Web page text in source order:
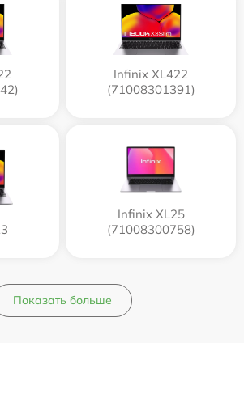
Infinix XL422
(71008301391)
Infinix XL25
(71008300758)
Показать больше